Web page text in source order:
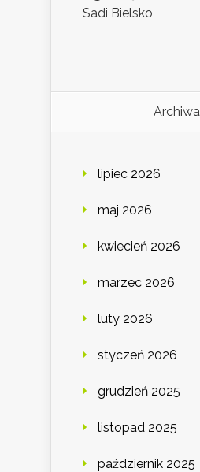
Sadi Bielsko
Archiwa
lipiec 2026
maj 2026
kwiecień 2026
marzec 2026
luty 2026
styczeń 2026
grudzień 2025
listopad 2025
październik 2025